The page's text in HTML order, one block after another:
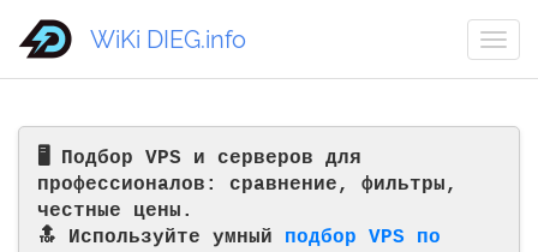
🖥️ Подбор VPS и серверов для
профессионалов: сравнение, фильтры,
честные цены.
🔝 Используйте умный подбор VPS по
WiKi DIEG.info